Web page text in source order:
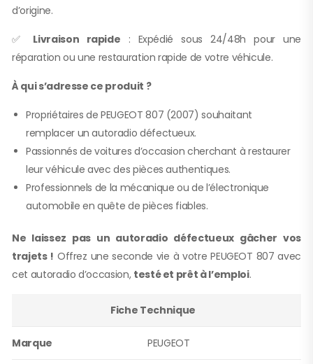
d’origine.
✅ Livraison rapide : Expédié sous 24/48h pour une
réparation ou une restauration rapide de votre véhicule.
À qui s’adresse ce produit ?
Propriétaires de PEUGEOT 807 (2007) souhaitant
remplacer un autoradio défectueux.
Passionnés de voitures d’occasion cherchant à restaurer
leur véhicule avec des pièces authentiques.
Professionnels de la mécanique ou de l’électronique
automobile en quête de pièces fiables.
Ne laissez pas un autoradio défectueux gâcher vos
trajets ! Offrez une seconde vie à votre PEUGEOT 807 avec
cet autoradio d’occasion, testé et prêt à l’emploi.
Fiche Technique
Marque PEUGEOT